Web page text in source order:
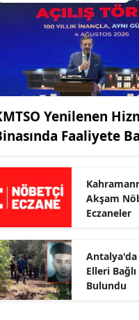
Yenilenen
Faaliyete
Akşam
Eczaneler
Elleri
Bulundu